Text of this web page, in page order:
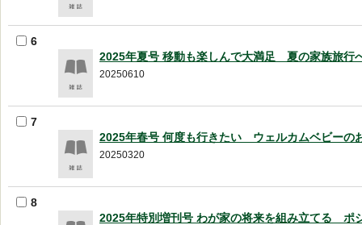
6
2025年夏号 移動も楽しんで大満足 夏の家族旅行
20250610
7
2025年春号 何度も行きたい ウェルカムベビーの
20250320
8
2025年特別増刊号 わが家の将来を組み立てる ポ